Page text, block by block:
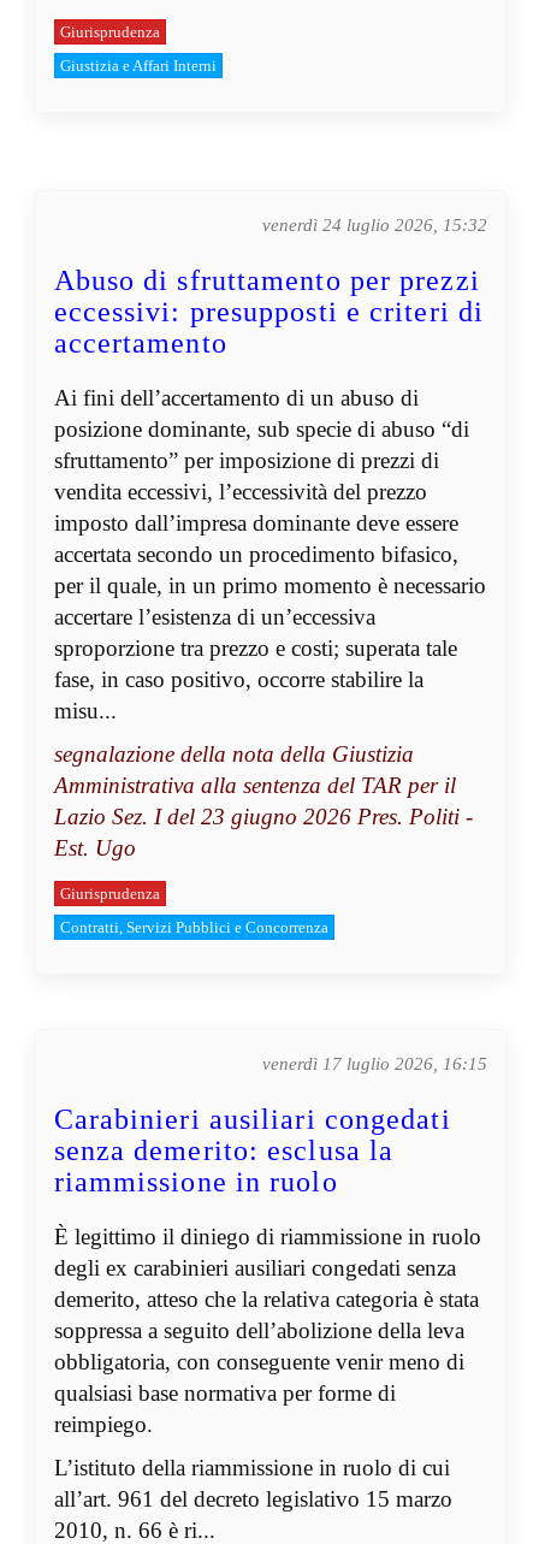
Giurisprudenza
Giustizia e Affari Interni
venerdì 24 luglio 2026, 15:32
Abuso di sfruttamento per prezzi
eccessivi: presupposti e criteri di
accertamento
Ai fini dell’accertamento di un abuso di
posizione dominante, sub specie di abuso “di
sfruttamento” per imposizione di prezzi di
vendita eccessivi, l’eccessività del prezzo
imposto dall’impresa dominante deve essere
accertata secondo un procedimento bifasico,
per il quale, in un primo momento è necessario
accertare l’esistenza di un’eccessiva
sproporzione tra prezzo e costi; superata tale
fase, in caso positivo, occorre stabilire la
misu...
segnalazione della nota della Giustizia
Amministrativa alla sentenza del TAR per il
Lazio Sez. I del 23 giugno 2026 Pres. Politi -
Est. Ugo
Giurisprudenza
Contratti, Servizi Pubblici e Concorrenza
venerdì 17 luglio 2026, 16:15
Carabinieri ausiliari congedati
senza demerito: esclusa la
riammissione in ruolo
È legittimo il diniego di riammissione in ruolo
degli ex carabinieri ausiliari congedati senza
demerito, atteso che la relativa categoria è stata
soppressa a seguito dell’abolizione della leva
obbligatoria, con conseguente venir meno di
qualsiasi base normativa per forme di
reimpiego.
L’istituto della riammissione in ruolo di cui
all’art. 961 del decreto legislativo 15 marzo
2010, n. 66 è ri...